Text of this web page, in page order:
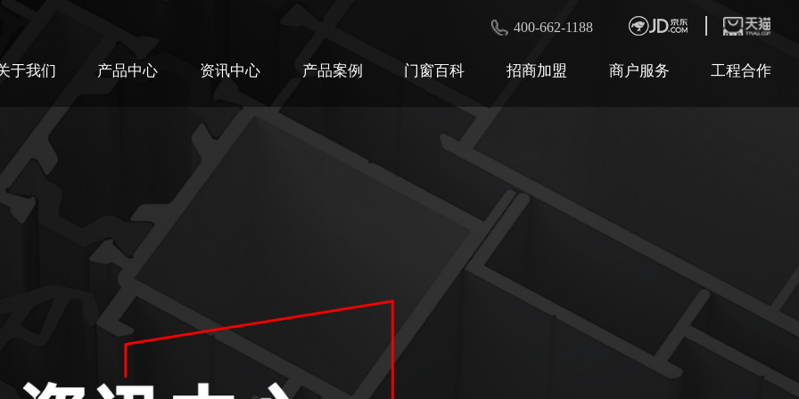
400-662-1188
于我们 产品中心 资讯中心 产品案例 门窗百科 招商加盟 商户服务 工程合作